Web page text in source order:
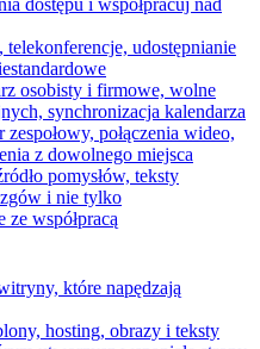
dostępu i współpracuj nad
telekonferencje, udostępnianie
osobisty i firmowe, wolne
synchronizacja kalendarza
połączenia wideo,
z dowolnego miejsca
pomysłów, teksty
i nie tylko
współpracą
które napędzają
hosting, obrazy i teksty